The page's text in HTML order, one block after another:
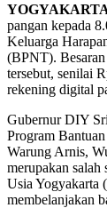
pangan kepada
Keluarga
(BPNT). Besaran
tersebut, senilai
rekening digital
Gubernur DIY
Program
Warung Arnis,
merupakan
Usia Yogyakarta
membelanjakan